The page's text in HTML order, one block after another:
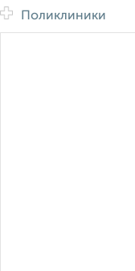
Поликлиники